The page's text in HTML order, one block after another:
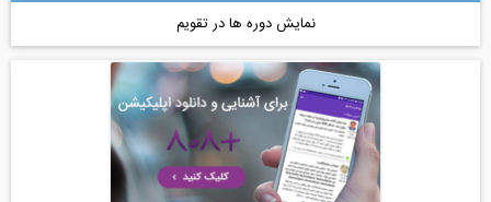
نمایش دوره ها در تقویم